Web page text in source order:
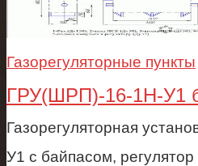
Газорегуляторные пункты
ГРУ(ШРП)-16-1Н-У1
Газорегуляторная
У1 с байпасом, регулятор